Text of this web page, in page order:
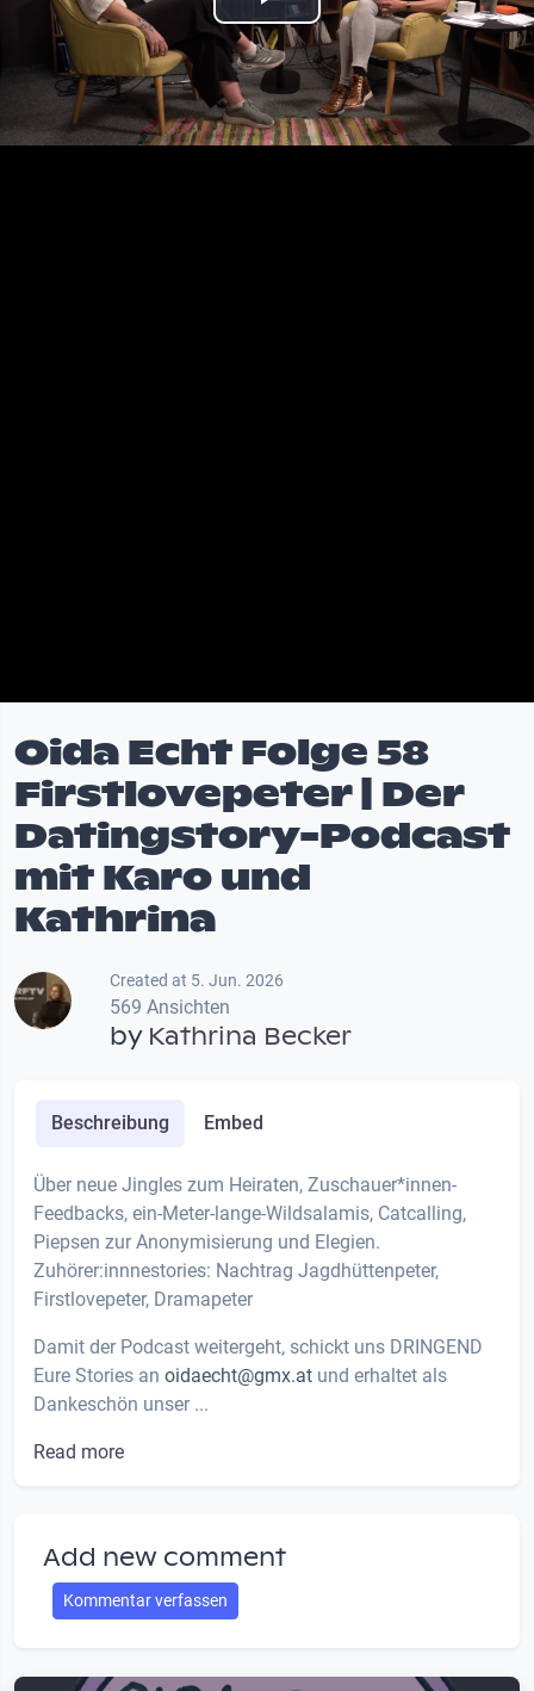
Play
Video
Oida Echt Folge 58
Firstlovepeter | Der
Datingstory-Podcast
mit Karo und
Kathrina
Created at 5. Jun. 2026
569 Ansichten
by Kathrina Becker
Beschreibung Embed
Über neue Jingles zum Heiraten, Zuschauer*innen-
Feedbacks, ein-Meter-lange-Wildsalamis, Catcalling,
Piepsen zur Anonymisierung und Elegien.
Zuhörer:innnestories: Nachtrag Jagdhüttenpeter,
Firstlovepeter, Dramapeter
Damit der Podcast weitergeht, schickt uns DRINGEND
Eure Stories an oidaecht@gmx.at und erhaltet als
Dankeschön unser ...
Read more
Add new comment
Kommentar verfassen